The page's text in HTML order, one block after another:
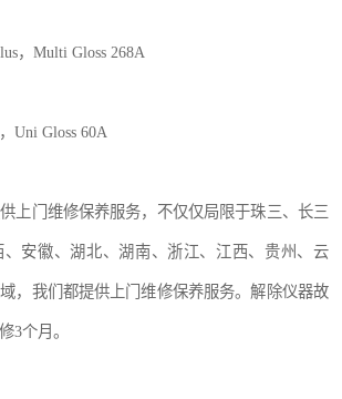
，Multi Gloss 268A
Uni Gloss 60A
上门维修保养服务，不仅仅局限于珠三、长三
安徽、湖北、湖南、浙江、江西、贵州、云
，我们都提供上门维修保养服务。解除仪器故
3个月。